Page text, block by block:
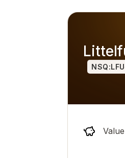
Value
zu Alternativen) für